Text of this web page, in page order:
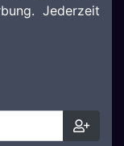
Jederzeit